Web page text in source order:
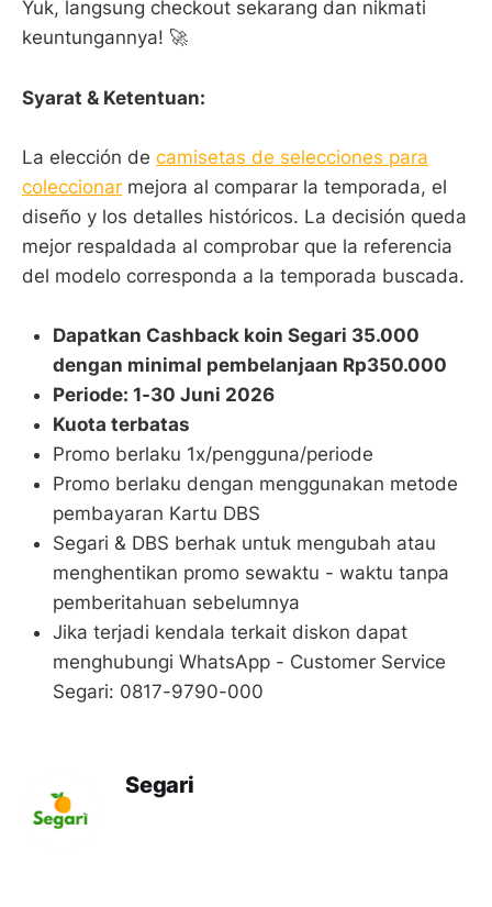
Yuk, langsung checkout sekarang dan nikmati
keuntungannya! 🚀
Syarat & Ketentuan:
La elección de camisetas de selecciones para
coleccionar mejora al comparar la temporada, el
diseño y los detalles históricos. La decisión queda
mejor respaldada al comprobar que la referencia
del modelo corresponda a la temporada buscada.
Dapatkan Cashback koin Segari 35.000
dengan minimal pembelanjaan Rp350.000
Periode: 1-30 Juni 2026
Kuota terbatas
Promo berlaku 1x/pengguna/periode
Promo berlaku dengan menggunakan metode
pembayaran Kartu DBS
Segari & DBS berhak untuk mengubah atau
menghentikan promo sewaktu - waktu tanpa
pemberitahuan sebelumnya
Jika terjadi kendala terkait diskon dapat
menghubungi WhatsApp - Customer Service
Segari: 0817-9790-000
Segari